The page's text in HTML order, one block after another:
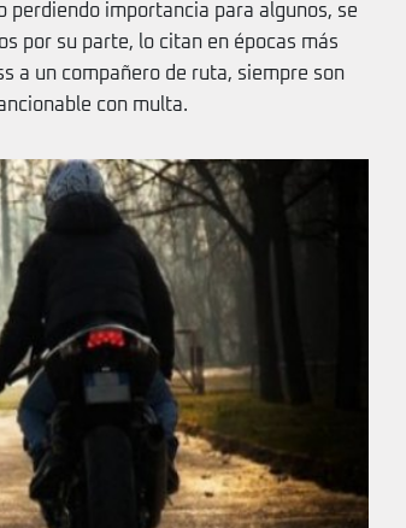
perdiendo importancia para algunos, se
por su parte, lo citan en épocas más
a un compañero de ruta, siempre son
con multa.